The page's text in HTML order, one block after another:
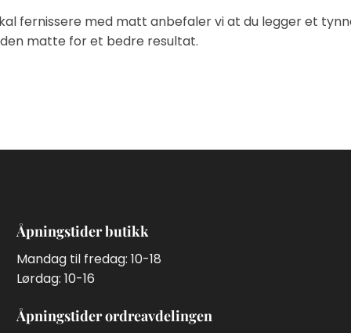
fernissere med matt anbefaler vi at du legger et
matte for et bedre resultat.
Åpningstider butikk
Mandag til fredag: 10-18
Lørdag: 10-16
Åpningstider ordreavdelingen